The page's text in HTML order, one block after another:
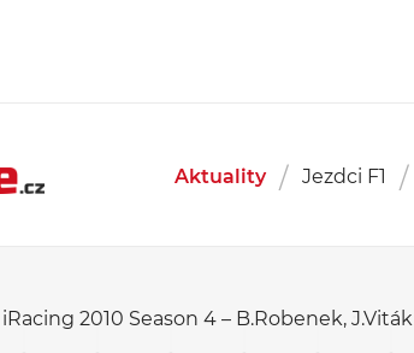
Aktuality Jezdci F1
iRacing 2010 Season 4 – B.Robenek, J.Viták